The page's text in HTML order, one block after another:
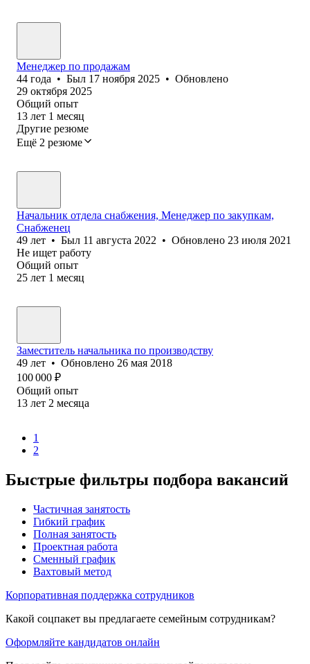
Менеджер по продажам
44 года • Был 17 ноября 2025 • Обновлено
29 октября 2025
Общий опыт
13 лет 1 месяц
Другие резюме
Ещё 2 резюме
Начальник отдела снабжения, Менеджер по закупкам,
Снабженец
49 лет • Был 11 августа 2022 • Обновлено 23 июля 2021
Не ищет работу
Общий опыт
25 лет 1 месяц
Заместитель начальника по производству
49 лет • Обновлено 26 мая 2018
100 000 ₽
Общий опыт
13 лет 2 месяца
1
2
Быстрые фильтры подбора вакансий
Частичная занятость
Гибкий график
Полная занятость
Проектная работа
Сменный график
Вахтовый метод
Корпоративная поддержка сотрудников
Какой соцпакет вы предлагаете семейным сотрудникам?
Оформляйте кандидатов онлайн